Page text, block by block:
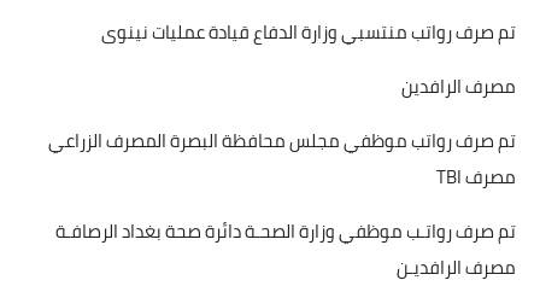
تم صرف رواتب منتسبي وزارة الدفاع قيادة عمليات نينوى
مصرف الرافدين
تم صرف رواتب موظفي مجلس محافظة البصرة المصرف الزراعي
مصرف TBI
تم صرف رواتـب موظفي وزارة الصحـة دائرة صحة بغداد الرصافـة
مصرف الرافديـن